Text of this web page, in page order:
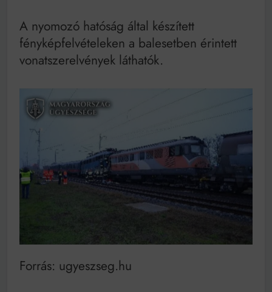
A nyomozó hatóság által készített
fényképfelvételeken a balesetben érintett
vonatszerelvények láthatók.
Forrás: ugyeszseg.hu